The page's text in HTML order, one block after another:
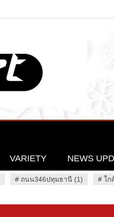
VARIETY NEWS
# ถนน346ปทุมธานี (1) # ใก